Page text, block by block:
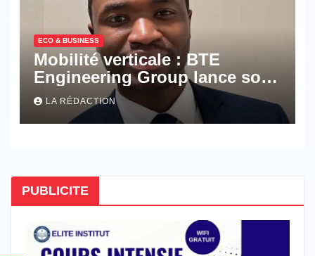
ECO & BUSINESS
Mobilité verticale : BTE
Engineering Group lance son
académie dédiée aux métiers
de l’ascenseur
LA RÉDACTION
PUBLICITE